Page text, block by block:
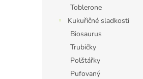
Toblerone
Kukuřičné sladkosti
Biosaurus
Trubičky
Polštářky
Pufovaný